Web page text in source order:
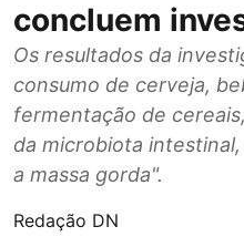
concluem
Os resultados da
consumo de cerveja,
fermentação de
da microbiota
a massa gorda".
Redação DN